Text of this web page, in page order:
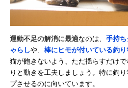
運動不足の解消に最適なのは、 手持
ゃらしや、 棒にヒモが付いている釣
猫が飽きないよう、ただ揺らすだけ
りと動きを工夫しましょう。特に釣
プさせるのに向いています。